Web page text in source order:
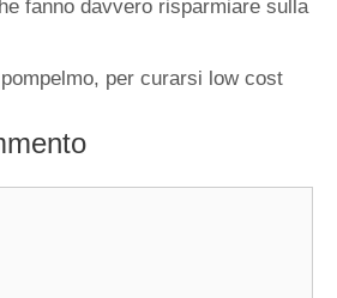
fanno davvero risparmiare sulla
per curarsi low cost